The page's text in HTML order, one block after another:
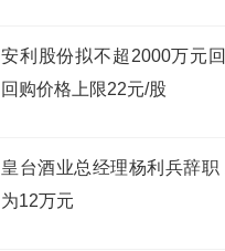
安利股份拟不超2000万元
回购价格上限22元/股
皇台酒业总经理杨利兵辞职
为12万元